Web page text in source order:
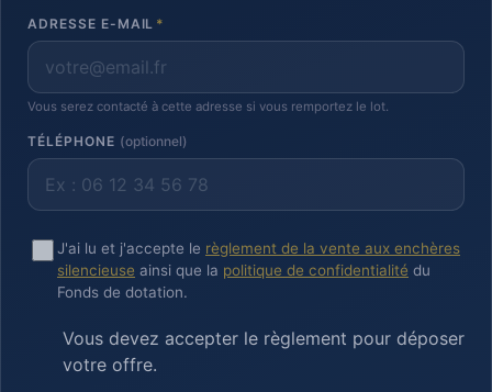
ADRESSE E-MAIL *
Vous serez contacté à cette adresse si vous remportez le lot.
TÉLÉPHONE (optionnel)
J'ai lu et j'accepte le règlement de la vente aux enchères
silencieuse ainsi que la politique de confidentialité du
Fonds de dotation.
Vous devez accepter le règlement pour déposer
votre offre.